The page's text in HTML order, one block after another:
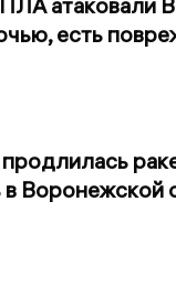
есть
в Воронежской